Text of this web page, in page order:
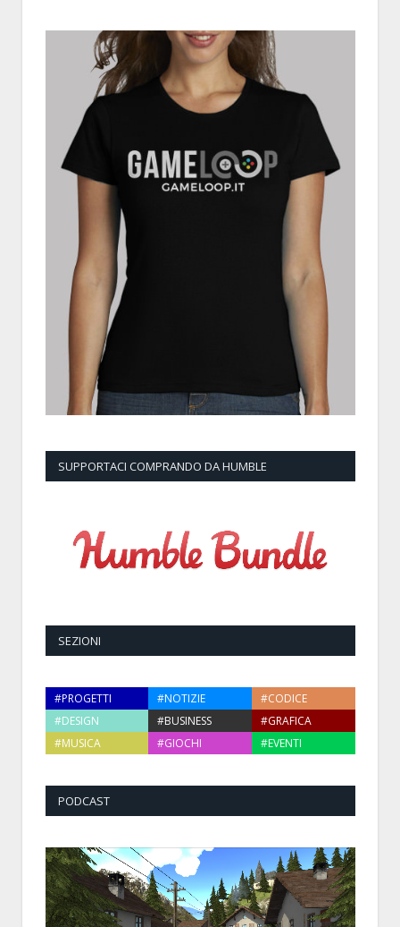
SUPPORTACI COMPRANDO DA HUMBLE
SEZIONI
#PROGETTI #NOTIZIE
#CODICE
#DESIGN
#BUSINESS
#GRAFICA
#MUSICA
#GIOCHI #EVENTI
PODCAST